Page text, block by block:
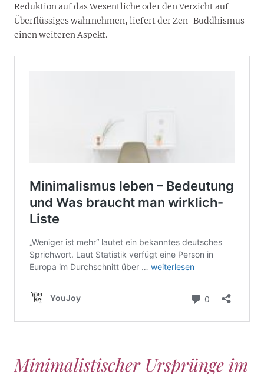
Reduktion auf das Wesentliche oder den Verzicht auf
Überflüssiges wahrnehmen, liefert der Zen-Buddhismus
einen weiteren Aspekt.
Minimalistischer Ursprünge im